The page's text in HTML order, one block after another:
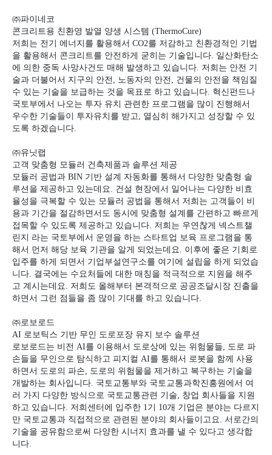
㈜파이네코
콘크리트용 친환영 발열 양생 시스템 (ThermoCure)
저희는 전기 에너지를 활용해서 CO2를 저감하고 친환경적인 기법
을 활용해서 콘크리트를 안전하게 굳히는 기술입니다 일산화탄소
에 의한 중독 사망사건도 매해 발생하고 있습니다 저희는 안전 기
술과 더불어서 지구의 안전
노동자의 안전
건물의 안전을 책임질
수 있는 기술을 보급하는 것을 목표로 하고 있습니다 혁신펀드나
국토부에서 나오는 투자 유치 관련한 프로그램을 많이 진행해서
우수한 기술들이 투자유치를 받고
열심히 해가지고 성장할 수 있
도록 하겠습니다
㈜유닛랩
고객 맞춤형 모듈러 건축제품과 솔루션 제공
모듈러 공법과 BIN 기반 설계 자동화를 통해서 다양한 맞춤형 솔
루션을 제공하고 있는데요
건설 현장에서 일어나는 다양한 비효
율성을 극복할 수 있는 모듈러 공법을 통해서 저희는 고객들이 비
용과 기간을 절감하면서도 동시에 맞춤형 설계를 간편하고 빠르게
접목할 수 있도록 제공하고 있습니다 저희는 우연찮게 넥스트챌
린지 라는 국토부에서 운영을 하는 스타트업 보육 프로그램을 통
해서 먼저 해당 보육 기관을 알게 되었는데요
이후에 좋은 기회로
입주를 하게 되면서 기업부설연구소를 여기에 설립을 하게 되었습
니다 결국에는 수요처들에 대한 매칭을 적극적으로 지원을 해주
고 계시는데요
저희도 올해부터 본격적으로 공공조달시장 진출을
하면서 그런 점들을 좀 많이 기대를 하고 있습니다
㈜로보로드
AI 로보틱스 기반 무인 도로포장 유지 보수 솔루션
로보로드는 비전 AI를 이용해서 도로상에 있는 위험물들
도로 파
손들을 무인으로 탐식하고 피지컬 AI를 통해서 로봇을 함께 사용
하면서 도로의 파손
도로의 위험물을 제거하고 복구하는 기술을
개발하는 회사입니다 국토교통부와 국토교통과학진흥원에서 여
러 가지 다양한 방식으로 국토교통관련 기술
창업 회사들을 지원
하고 있습니다 저희센터에 입주한 1기 10개 기업은 분야는 다르지
만 국토교통과 직접적으로 관련된 분야의 회사들이고요
서로간의
기술을 공유함으로써 다양한 시너지 효과를 낼 수 있다고 생각합
니다